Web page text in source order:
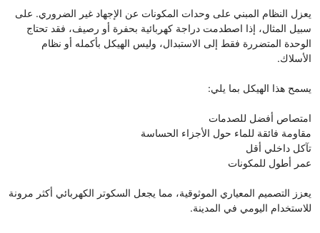
يعزل النظام المبني على وحدات المكونات عن الإجهاد غير الضروري. على
سبيل المثال، إذا اصطدمت دراجة كهربائية بحفرة أو رصيف، فقد تحتاج
الوحدة المتضررة فقط إلى الاستبدال، وليس الهيكل بأكمله أو نظام
الأسلاك.
يسمح هذا الهيكل بما يلي:
امتصاص أفضل للصدمات
مقاومة فائقة للماء حول الأجزاء الحساسة
تآكل داخلي أقل
عمر أطول للمكونات
يعزز التصميم المعياري الموثوقية، مما يجعل السكوتر الكهربائي أكثر مرونة
للاستخدام اليومي في المدينة.